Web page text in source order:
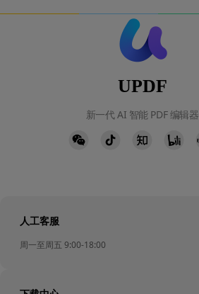
UPDF
新一代 AI 智能 PDF 编辑器
人工客服
周一至周五 9:00-18:00